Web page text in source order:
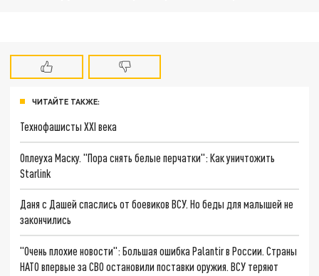
ЧИТАЙТЕ ТАКЖЕ:
Технофашисты XXI века
Оплеуха Маску. "Пора снять белые перчатки": Как уничтожить
Starlink
Даня с Дашей спаслись от боевиков ВСУ. Но беды для малышей не
закончились
"Очень плохие новости": Большая ошибка Palantir в России. Страны
НАТО впервые за СВО остановили поставки оружия. ВСУ теряют